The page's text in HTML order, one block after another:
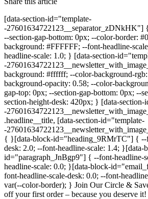
[data-section-id="template-
-27601634722123__separator_zDNkHK"]
--section-gap-bottom: 0px; --color-border:
background: #FFFFFF; --font-headline-
headline-scale: 1.0; } [data-section-
-
background: #ffffff; --color-background-
background-opacity: 0.58; --color-
gap-top: 0px; --section-gap-bottom: 0px; --
section-height-desk: 420px; } [data-section-
-
.headline__title, [data-section-id="template-
-
{ }[data-block-id="heading_9RMrTC"] { --
desk: 2.0; --font-headline-scale: 1.4; }[data-
id="paragraph_JnBgp9"] { --font-headline-
headline-scale: 0.0; }[data-block-
font-headline-scale-desk: 0.0; --font-
var(--color-border); } Join Our Circle &
off your first order – because you deserve it!